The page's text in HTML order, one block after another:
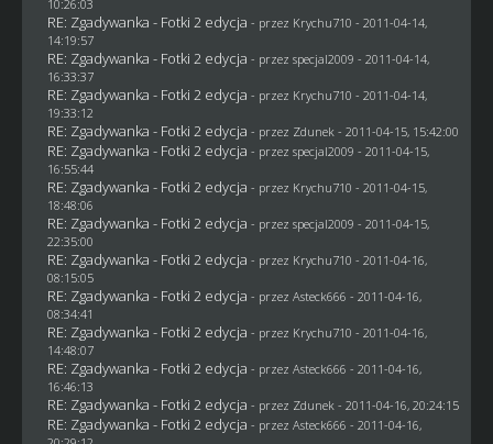
10:26:03
RE: Zgadywanka - Fotki 2 edycja - przez Krychu710 - 2011-04-14,
14:19:57
RE: Zgadywanka - Fotki 2 edycja - przez specjal2009 - 2011-04-14,
16:33:37
RE: Zgadywanka - Fotki 2 edycja - przez Krychu710 - 2011-04-14,
19:33:12
RE: Zgadywanka - Fotki 2 edycja - przez Zdunek - 2011-04-15, 15:42:00
RE: Zgadywanka - Fotki 2 edycja - przez specjal2009 - 2011-04-15,
16:55:44
RE: Zgadywanka - Fotki 2 edycja - przez Krychu710 - 2011-04-15,
18:48:06
RE: Zgadywanka - Fotki 2 edycja - przez specjal2009 - 2011-04-15,
22:35:00
RE: Zgadywanka - Fotki 2 edycja - przez Krychu710 - 2011-04-16,
08:15:05
RE: Zgadywanka - Fotki 2 edycja - przez Asteck666 - 2011-04-16,
08:34:41
RE: Zgadywanka - Fotki 2 edycja - przez Krychu710 - 2011-04-16,
14:48:07
RE: Zgadywanka - Fotki 2 edycja - przez Asteck666 - 2011-04-16,
16:46:13
RE: Zgadywanka - Fotki 2 edycja - przez Zdunek - 2011-04-16, 20:24:15
RE: Zgadywanka - Fotki 2 edycja - przez Asteck666 - 2011-04-16,